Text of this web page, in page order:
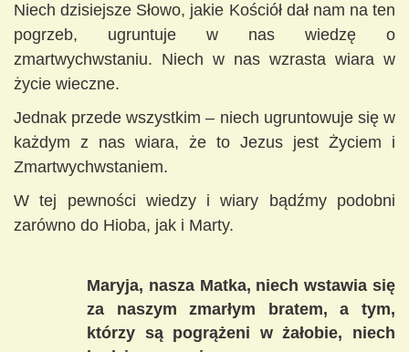
Niech dzisiejsze Słowo, jakie Kościół dał nam na ten
pogrzeb, ugruntuje w nas wiedzę o
zmartwychwstaniu. Niech w nas wzrasta wiara w
życie wieczne.
Jednak przede wszystkim – niech ugruntowuje się w
każdym z nas wiara, że to Jezus jest Życiem i
Zmartwychwstaniem.
W tej pewności wiedzy i wiary bądźmy podobni
zarówno do Hioba, jak i Marty.
Maryja, nasza Matka, niech wstawia się
za naszym zmarłym bratem, a tym,
którzy są pogrążeni w żałobie, niech